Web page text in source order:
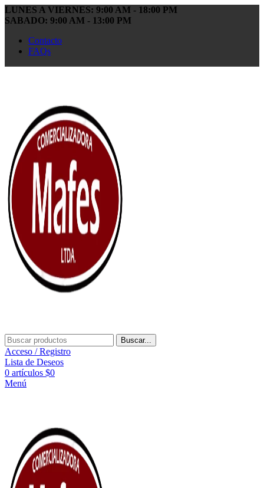
LUNES A VIERNES: 9:00 AM - 18:00 PM
SABADO: 9:00 AM - 13:00 PM
Contacto
FAQs
Buscar...
Acceso / Registro
Lista de Deseos
0 artículos $0
Menú